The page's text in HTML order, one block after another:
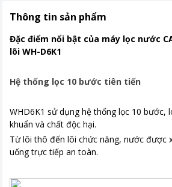
Bảng điều khiển
Nút xoay
Tiện ích
Khoảng giá
Từ 5 - 10 triệu
Thông tin sản phẩm
Đặc điểm nổi bật của máy lọc nước
lõi WH-D6K1
Hệ thống lọc 10 bước tiên tiến
WHD6K1 sử dụng hệ thống lọc 10 bước,
khuẩn và chất độc hại.
Từ lõi thô đến lõi chức năng, nước được
uống trực tiếp an toàn.